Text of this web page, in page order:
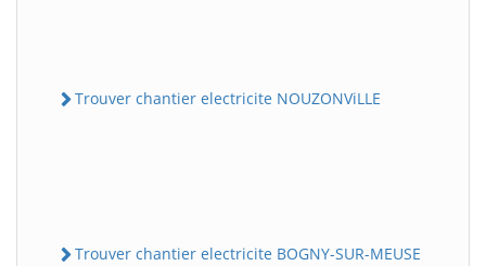
Trouver chantier electricite NOUZONViLLE
Trouver chantier electricite BOGNY-SUR-MEUSE